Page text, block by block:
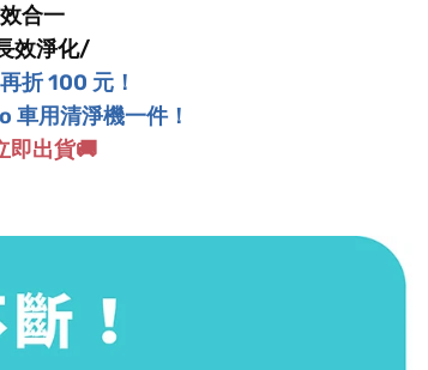
合一
效淨化/
折 100 元！
車用清淨機一件！
即出貨🚚